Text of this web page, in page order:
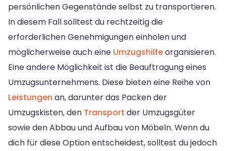
persönlichen Gegenstände selbst zu transportieren.
In diesem Fall solltest du rechtzeitig die
erforderlichen Genehmigungen einholen und
möglicherweise auch eine Umzugshilfeorganisieren.
Eine andere Möglichkeit ist die Beauftragung eines
Umzugsunternehmens. Diese bieten eine Reihe von
Leistungen an, darunter das Packen der
Umzugskisten, den Transport der Umzugsgüter
sowie den Abbau und Aufbau von Möbeln. Wenn du
dich für diese Option entscheidest, solltest du jedoch